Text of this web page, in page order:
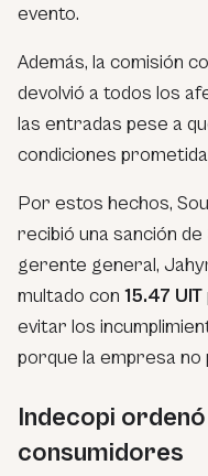
evento.
Además, la comisión
devolvió a todos los
las entradas pese a
condiciones
Por estos hechos,
recibió una sanción de
gerente general,
multado con 15.47 UIT
evitar los
porque la empresa no
Indecopi
consumidores